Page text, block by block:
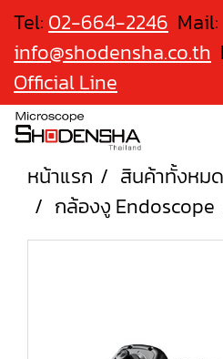
Tel: 02-664-2246 Mail:
info@shodensha.co.th
Official Line
หน้าแรก สินค้าทั้งหมด
กล้องงู Endoscope